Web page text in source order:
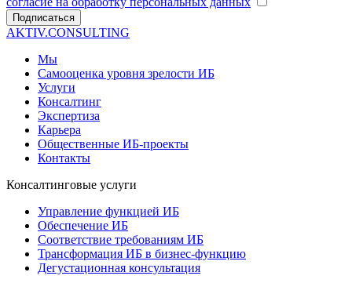
Подписаться
AKTIV.CONSULTING
Мы
Самооценка уровня зрелости ИБ
Услуги
Консалтинг
Экспертиза
Карьера
Общественные ИБ-проекты
Контакты
Консалтинговые услуги
Управление функцией ИБ
Обеспечение ИБ
Соответствие требованиям ИБ
Трансформация ИБ в бизнес-функцию
Дегустационная консультация